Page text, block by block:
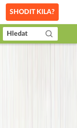
SHODIT KILA?
Hledat